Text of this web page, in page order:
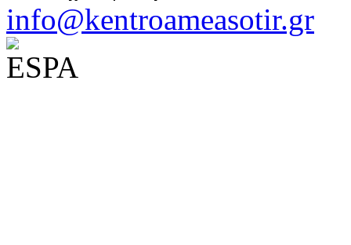
info@kentroameasotir.gr